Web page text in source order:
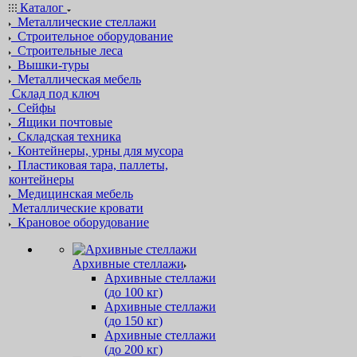
Каталог
Металлические стеллажи
Строительное оборудование
Строительные леса
Вышки-туры
Металлическая мебель
Склад под ключ
Сейфы
Ящики почтовые
Складская техника
Контейнеры, урны для мусора
Пластиковая тара, паллеты,
контейнеры
Медицинская мебель
Металлические кровати
Крановое оборудование
Архивные стеллажи
Архивные стеллажи
(до 100 кг)
Архивные стеллажи
(до 150 кг)
Архивные стеллажи
(до 200 кг)